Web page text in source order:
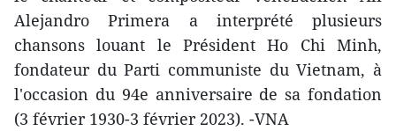
Alejandro Primera a interprété plusieurs
chansons louant le Président Ho Chi Minh,
fondateur du Parti communiste du Vietnam, à
l'occasion du 94e anniversaire de sa fondation
(3 février 1930-3 février 2023). -VNA